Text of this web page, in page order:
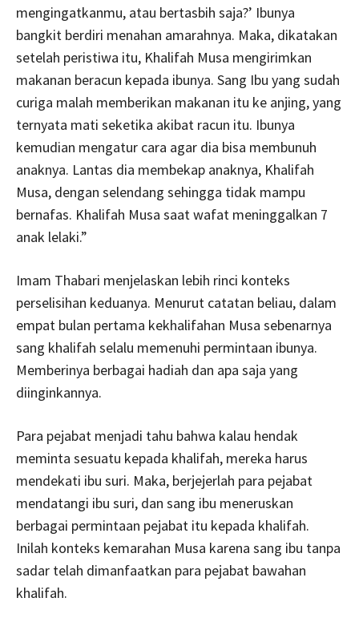
mengingatkanmu, atau bertasbih saja?’ Ibunya
bangkit berdiri menahan amarahnya. Maka, dikatakan
setelah peristiwa itu, Khalifah Musa mengirimkan
makanan beracun kepada ibunya. Sang Ibu yang sudah
curiga malah memberikan makanan itu ke anjing, yang
ternyata mati seketika akibat racun itu. Ibunya
kemudian mengatur cara agar dia bisa membunuh
anaknya. Lantas dia membekap anaknya, Khalifah
Musa, dengan selendang sehingga tidak mampu
bernafas. Khalifah Musa saat wafat meninggalkan 7
anak lelaki.”
Imam Thabari menjelaskan lebih rinci konteks
perselisihan keduanya. Menurut catatan beliau, dalam
empat bulan pertama kekhalifahan Musa sebenarnya
sang khalifah selalu memenuhi permintaan ibunya.
Memberinya berbagai hadiah dan apa saja yang
diinginkannya.
Para pejabat menjadi tahu bahwa kalau hendak
meminta sesuatu kepada khalifah, mereka harus
mendekati ibu suri. Maka, berjejerlah para pejabat
mendatangi ibu suri, dan sang ibu meneruskan
berbagai permintaan pejabat itu kepada khalifah.
Inilah konteks kemarahan Musa karena sang ibu tanpa
sadar telah dimanfaatkan para pejabat bawahan
khalifah.